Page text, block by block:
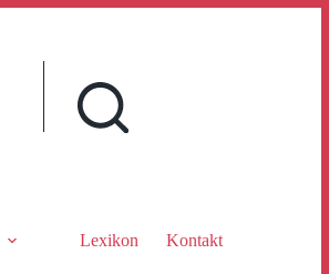
Lexikon Kontakt